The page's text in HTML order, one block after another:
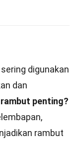
digunakan
dan
penting?
rambut